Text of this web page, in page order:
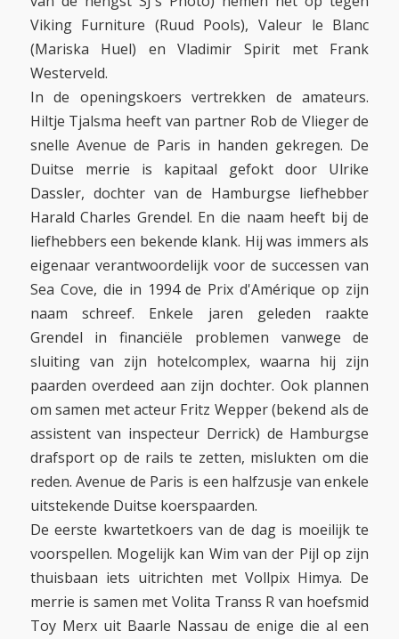
Viking Furniture (Ruud Pools), Valeur le Blanc
(Mariska Huel) en Vladimir Spirit met Frank
Westerveld.
In de openingskoers vertrekken de amateurs.
Hiltje Tjalsma heeft van partner Rob de Vlieger de
snelle Avenue de Paris in handen gekregen. De
Duitse merrie is kapitaal gefokt door Ulrike
Dassler, dochter van de Hamburgse liefhebber
Harald Charles Grendel. En die naam heeft bij de
liefhebbers een bekende klank. Hij was immers als
eigenaar verantwoordelijk voor de successen van
Sea Cove, die in 1994 de Prix d'Amérique op zijn
naam schreef. Enkele jaren geleden raakte
Grendel in financiële problemen vanwege de
sluiting van zijn hotelcomplex, waarna hij zijn
paarden overdeed aan zijn dochter. Ook plannen
om samen met acteur Fritz Wepper (bekend als de
assistent van inspecteur Derrick) de Hamburgse
drafsport op de rails te zetten, mislukten om die
reden. Avenue de Paris is een halfzusje van enkele
uitstekende Duitse koerspaarden.
De eerste kwartetkoers van de dag is moeilijk te
voorspellen. Mogelijk kan Wim van der Pijl op zijn
thuisbaan iets uitrichten met Vollpix Himya. De
merrie is samen met Volita Transs R van hoefsmid
Toy Merx uit Baarle Nassau de enige die al een